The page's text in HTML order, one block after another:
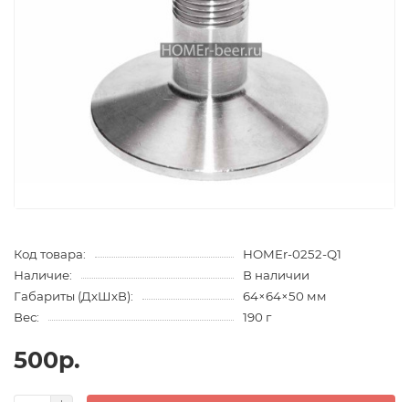
Код товара:
HOMEr-0252-Q1
Наличие:
В наличии
Габариты (ДхШхВ):
64×64×50 мм
Вес:
190 г
500р.